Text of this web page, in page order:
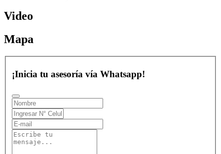
Video
Mapa
¡Inicia tu asesoría vía Whatsapp!